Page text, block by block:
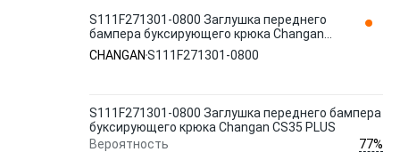
S111F271301-0800 Заглушка переднего
бампера буксирующего крюка Changan
CS35 PLUS
CHANGAN S111F271301-0800
S111F271301-0800 Заглушка переднего бампера
буксирующего крюка Changan CS35 PLUS
Вероятность
77%